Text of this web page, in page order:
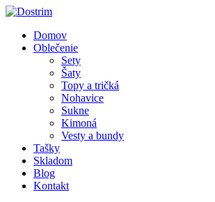
Skip
main
content
search
Menu
Domov
Oblečenie
Sety
Šaty
Topy a tričká
Nohavice
Sukne
Kimoná
Vesty a bundy
Tašky
Skladom
Blog
Kontakt